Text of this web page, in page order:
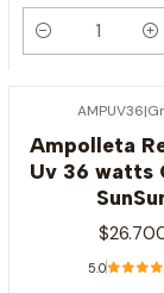
Cantidad
AMPUV36|
Ampolleta
Uv 36 watts
5.0